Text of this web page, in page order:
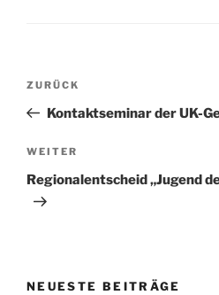
Beitragsnavigation
Vorheriger
Beitrag
ZURÜCK
Kontaktseminar der UK-
Nächster
Beitrag
WEITER
Regionalentscheid „Jugend
NEUESTE BEITRÄGE